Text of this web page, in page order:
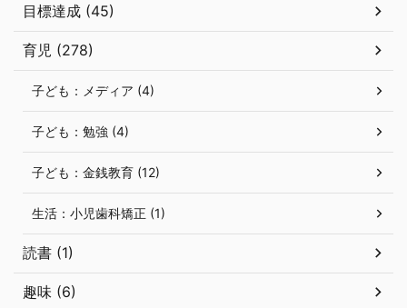
目標達成 (45)
育児 (278)
子ども：メディア (4)
子ども：勉強 (4)
子ども：金銭教育 (12)
生活：小児歯科矯正 (1)
読書 (1)
趣味 (6)